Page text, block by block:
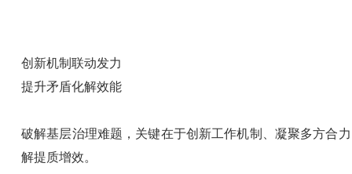
创新机制联动发力
提升矛盾化解效能
破解基层治理难题，关键在于创新工作机制、凝聚多方合
解提质增效。